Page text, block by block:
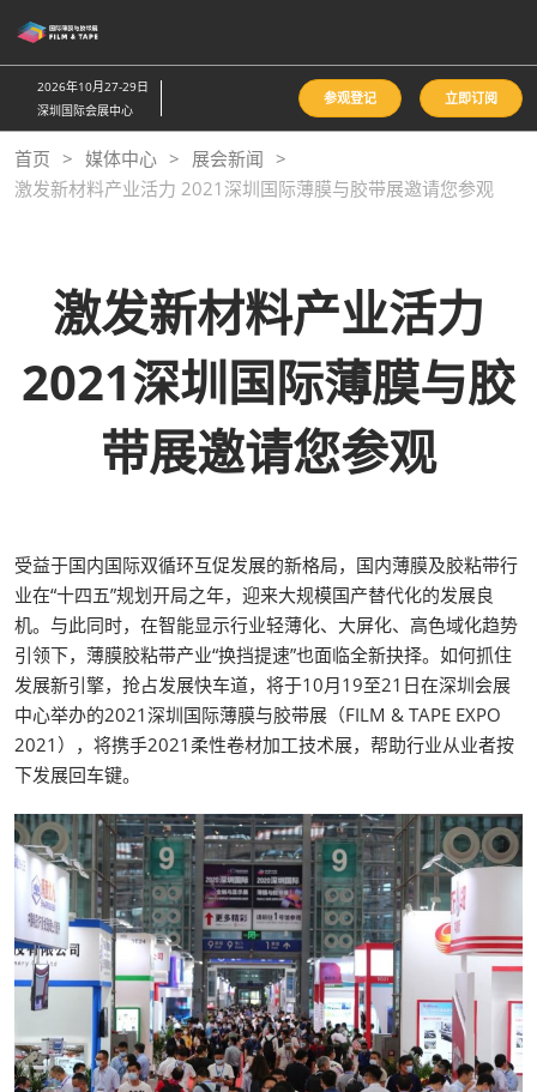
接
跳
至
内
容
2026年10月27-29日
深圳国际会展中心
参观登记 立即订阅
首页 媒体中心
展会新闻
激发新材料产业活力 2021深圳国际薄膜与胶带展邀请您参观
激发新材料产业活力
2021深圳国际薄膜与胶
带展邀请您参观
受益于国内国际双循环互促发展的新格局，国内薄膜及胶粘带行
业在“十四五”规划开局之年，迎来大规模国产替代化的发展良
机。与此同时，在智能显示行业轻薄化、大屏化、高色域化趋势
引领下，薄膜胶粘带产业“换挡提速”也面临全新抉择。如何抓住
发展新引擎，抢占发展快车道，将于10月19至21日在深圳会展
中心举办的2021深圳国际薄膜与胶带展（FILM & TAPE EXPO
2021），将携手2021柔性卷材加工技术展，帮助行业从业者按
下发展回车键。